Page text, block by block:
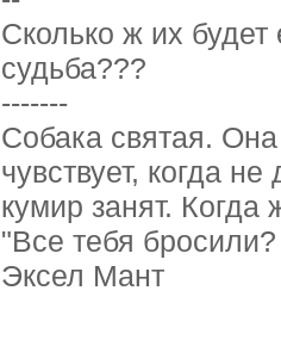
Сколько ж их
судьба???
-------
Собака святая.
чувствует, когда
кумир занят. Когда
"Все тебя
Эксел Мант